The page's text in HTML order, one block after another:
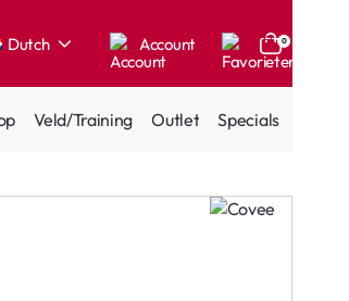
Dutch Account 0
Veld/Training Outlet Specials